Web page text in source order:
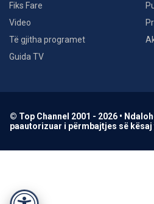
Fiks Fare
Video
Të gjitha programet
Guida TV
© Top Channel 2001 - 2026 •
paautorizuar i përmbajtjes së kësaj